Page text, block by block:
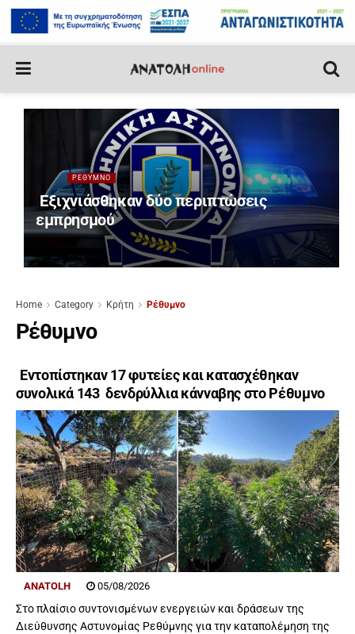
ΡΈΘΥΜΝΟ
Εξιχνιάσθηκαν δύο περιπτώσεις
εμπρησμού
Home Category Κρήτη Ρέθυμνο
Ρέθυμνο
Εντοπίστηκαν 17 φυτείες και κατασχέθηκαν
συνολικά 143 δενδρύλλια κάνναβης στο Ρέθυμνο
ANATOLH 05/08/2026
Στο πλαίσιο συντονισμένων ενεργειών και δράσεων της
Διεύθυνσης Αστυνομίας Ρεθύμνης για την καταπολέμηση της